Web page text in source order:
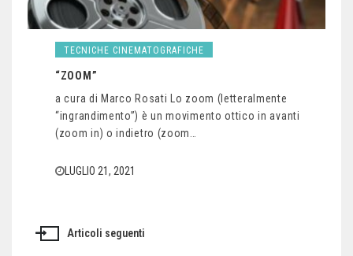
TECNICHE CINEMATOGRAFICHE
“ZOOM”
a cura di Marco Rosati Lo zoom (letteralmente
“ingrandimento”) è un movimento ottico in avanti
(zoom in) o indietro (zoom…
LUGLIO 21, 2021
Navigazione
Articoli seguenti